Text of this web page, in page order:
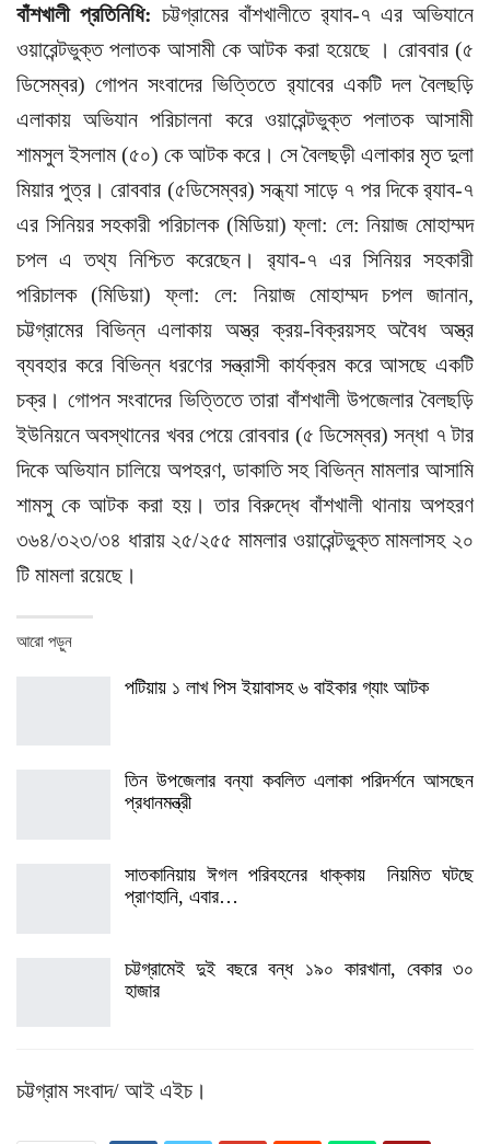
বাঁশখালী প্রতিনিধি: চট্টগ্রামের বাঁশখালীতে র‌্যাব-৭ এর অভিযানে
ওয়ারেন্টভুক্ত পলাতক আসামী কে আটক করা হয়েছে । রোববার (৫
ডিসেম্বর) গোপন সংবাদের ভিত্তিতে র‌্যাবের একটি দল বৈলছড়ি
এলাকায় অভিযান পরিচালনা করে ওয়ারেন্টভুক্ত পলাতক আসামী
শামসুল ইসলাম (৫০) কে আটক করে। সে বৈলছড়ী এলাকার মৃত দুলা
মিয়ার পুত্র। রোববার (৫ডিসেম্বর) সন্ধ্যা সাড়ে ৭ পর দিকে র‌্যাব-৭
এর সিনিয়র সহকারী পরিচালক (মিডিয়া) ফ্লা: লে: নিয়াজ মোহাম্মদ
চপল এ তথ্য নিশ্চিত করেছেন। র‌্যাব-৭ এর সিনিয়র সহকারী
পরিচালক (মিডিয়া) ফ্লা: লে: নিয়াজ মোহাম্মদ চপল জানান,
চট্টগ্রামের বিভিন্ন এলাকায় অস্ত্র ক্রয়-বিক্রয়সহ অবৈধ অস্ত্র
ব্যবহার করে বিভিন্ন ধরণের সন্ত্রাসী কার্যক্রম করে আসছে একটি
চক্র। গোপন সংবাদের ভিত্তিতে তারা বাঁশখালী উপজেলার বৈলছড়ি
ইউনিয়নে অবস্থানের খবর পেয়ে রোববার (৫ ডিসেম্বর) সন্ধা ৭ টার
দিকে অভিযান চালিয়ে অপহরণ, ডাকাতি সহ বিভিন্ন মামলার আসামি
শামসু কে আটক করা হয়। তার বিরুদ্ধে বাঁশখালী থানায় অপহরণ
৩৬৪/৩২৩/৩৪ ধারায় ২৫/২৫৫ মামলার ওয়ারেন্টভুক্ত মামলাসহ ২০
টি মামলা রয়েছে।
আরো পড়ুন
পটিয়ায় ১ লাখ পিস ইয়াবাসহ ৬ বাইকার গ্যাং আটক
তিন উপজেলার বন্যা কবলিত এলাকা পরিদর্শনে আসছেন
প্রধানমন্ত্রী
সাতকানিয়ায় ঈগল পরিবহনের ধাক্কায় নিয়মিত ঘটছে
প্রাণহানি, এবার…
চট্টগ্রামেই দুই বছরে বন্ধ ১৯০ কারখানা, বেকার ৩০
হাজার
চট্টগ্রাম সংবাদ/ আই এইচ।